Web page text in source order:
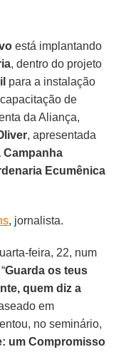
está implantando
, dentro do projeto
para a instalação
de
da Aliança,
, apresentada
Campanha
Ecumênica
, jornalista.
feira, 22, num
Guarda os teus
quem diz a
em
no seminário,
um Compromisso